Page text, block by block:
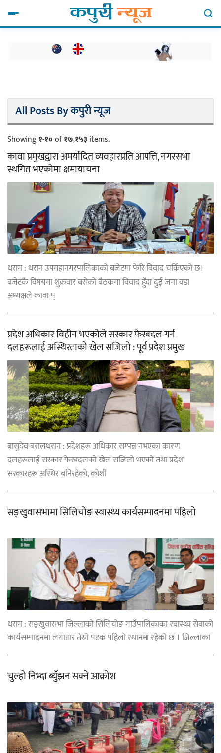
All Posts By कपुरी न्यूज
Showing१-१०of१७,१५३items.
कावा प्रमुखद्वारा अमर्यादित व्यवहारप्रति आपत्ति, नगरसभा
स्थगित भएकोमा क्षमायाचना
धरान : धरान उपमहानगरपालिकाको बजेटमा फेरि विवाद चर्किएको छ।
बजेटकै विषयमा शुक्रवार बसेको बैठकमा विवाद हुँदा दुई जना वडा
अध्यक्षले कावा प्
प्रदेश अधिकार विहीन भएकोले सरकार फेरबदल गर्न
दलहरूलाई अस्थिरताको खेल सजिलो : पूर्व प्रदेश प्रमुख
तुम्बाहाङ
बासुदेव बरालधरान : प्रदेशहरू अधिकार सम्पन्न नभएका कारण
दलहरूलाई सरकार फेरबदलको खेल सजिलो भएको तथा प्रदेश
सरकारहरू अस्थिर बनिरहेको, कोशी
सङ्खुवासभामा सिलिचोङ स्वास्थ्य कार्यसम्पादनमा पहिलो
धरान : सङ्खुवासभा जिल्लाको सिलिचोङ गाउँपालिकाका स्वास्थ्य सेवाको
कार्यसम्पादनमा लगातार तेस्रो पटक पहिलो स्थानमा रहेको छ । जिल्लाका
चुल्हो निभ्दा ब्युँझन सक्ने आक्रोश